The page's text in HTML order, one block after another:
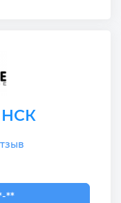
НСК
97
**